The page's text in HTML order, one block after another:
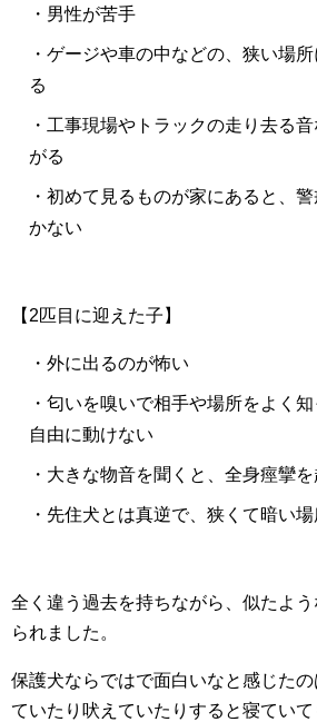
・男性が苦手
・ゲージや車の中などの、狭い場
る
・工事現場やトラックの走り去る
がる
・初めて見るものが家にあると、
かない
【2匹目に迎えた子】
・外に出るのが怖い
・匂いを嗅いで相手や場所をよく知
自由に動けない
・大きな物音を聞くと、全身痙攣
・先住犬とは真逆で、狭くて暗い
全く違う過去を持ちながら、似たよ
られました。
保護犬ならではで面白いなと感じたの
ていたり吠えていたりすると寝てい